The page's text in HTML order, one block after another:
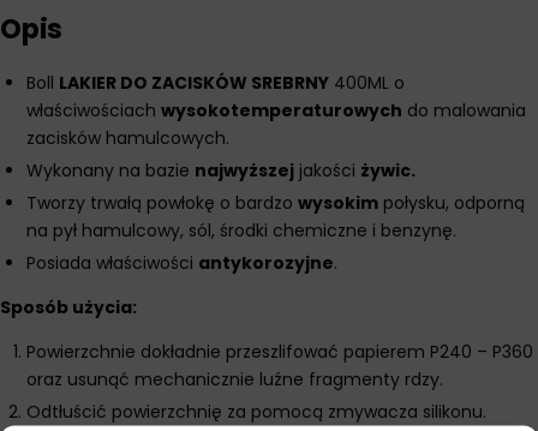
Opis
Boll LAKIER DO ZACISKÓW SREBRNY 400ML o
właściwościach wysokotemperaturowych do malowania
zacisków hamulcowych.
Wykonany na bazie najwyższej jakości żywic.
Tworzy trwałą powłokę o bardzo wysokim połysku, odporną
na pył hamulcowy, sól, środki chemiczne i benzynę.
Posiada właściwości antykorozyjne.
Sposób użycia:
Powierzchnie dokładnie przeszlifować papierem P240 – P360
oraz usunąć mechanicznie luźne fragmenty rdzy.
Odtłuścić powierzchnię za pomocą zmywacza silikonu.